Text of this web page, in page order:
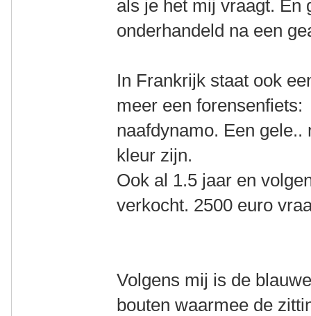
als je het mij vraagt. En
onderhandeld na een
In Frankrijk staat ook
meer een
naafdynamo. Een
kleur zijn.
Ook al 1.5 jaar en
verkocht. 2500 euro
Volgens mij is de
bouten waarmee de